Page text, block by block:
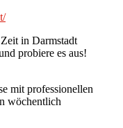
in Darmstadt
probiere es aus!
mit professionellen
wöchentlich